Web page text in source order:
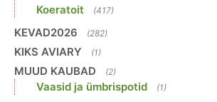
Koeratoit (417)
KEVAD2026 (282)
KIKS AVIARY (1)
MUUD KAUBAD (2)
Vaasid ja ümbrispotid (1)